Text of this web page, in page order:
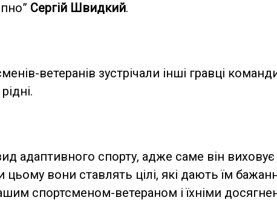
Сергій Швидкий.
ветеранів зустрічали інші гравці
адаптивного спорту, адже саме він виховує
вони ставлять цілі, які дають їм
спортсменом-ветераном і їхніми